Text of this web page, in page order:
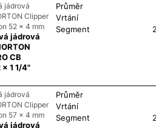
jádrová
Clipper
52 x 4 mm
jádrová
CB
x 1 1/4"
Průměr
Vrtání
Segment
jádrová
Clipper
57 x 4 mm
jádrová
Průměr
Vrtání
Segment